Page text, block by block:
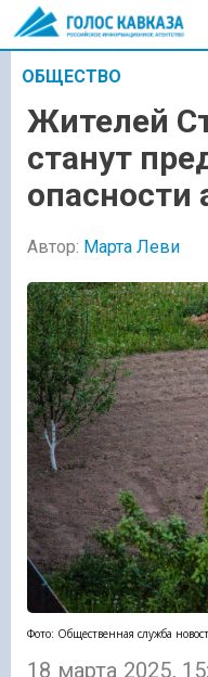
ОБЩЕСТВО
Жителей
станут
опасности
Автор: Марта Леви
Фото: Общественная служба
18 марта 2025,